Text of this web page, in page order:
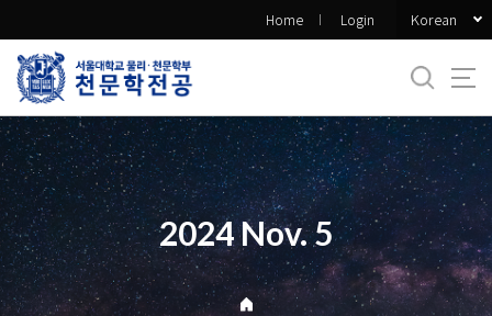
로
메
뉴
Home Login Korean
2024 Nov. 5